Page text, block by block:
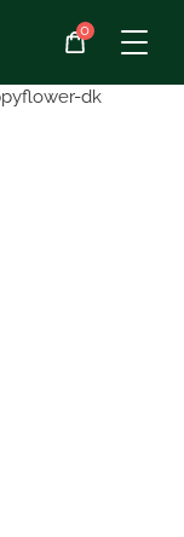
0